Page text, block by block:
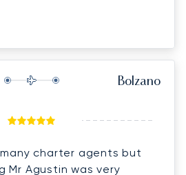
Bolzano
charter agents but
Mr Agustin was very